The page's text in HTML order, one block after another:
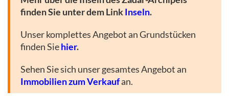
finden Sie unter dem LinkInseln.
Unser komplettes Angebot an Grundstücken
finden Siehier.
Sehen Sie sich unser gesamtes Angebot an
Immobilien zum Verkaufan.